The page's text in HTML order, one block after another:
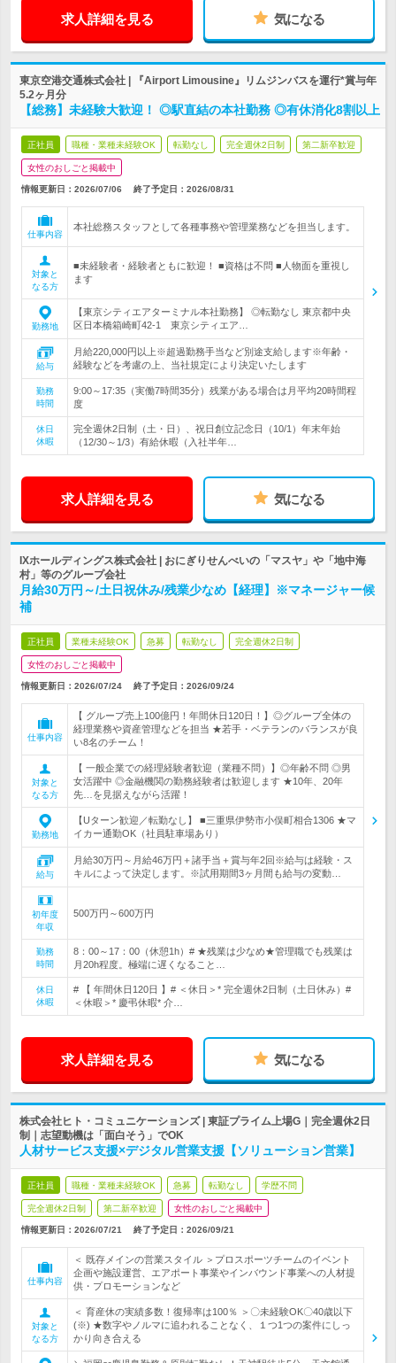
求人詳細を見る 気になる
東京空港交通株式会社 | 『Airport Limousine』リムジンバスを運行*賞与年
5.2ヶ月分
【総務】未経験大歓迎！ ◎駅直結の本社勤務 ◎有休消化8割以上
正社員 職種・業種未経験OK 転勤なし 完全週休2日制 第二新卒歓迎
女性のおしごと掲載中
情報更新日：2026/07/06 終了予定日： 2026/08/31
仕事内容
本社総務スタッフとして各種事務や管理業務などを担当します。
対象と
なる方
■未経験者・経験者ともに歓迎！ ■資格は不問 ■人物面を重視し
ます
勤務地
【東京シティエアターミナル本社勤務】 ◎転勤なし 東京都中央
区日本橋箱崎町42-1 東京シティエア…
給与
月給220,000円以上※超過勤務手当など別途支給します※年齢・
経験などを考慮の上、当社規定により決定いたします
勤務
時間
9:00～17:35（実働7時間35分）残業がある場合は月平均20時間程
度
休日
休暇
完全週休2日制（土・日）、祝日創立記念日（10/1）年末年始
（12/30～1/3）有給休暇（入社半年…
求人詳細を見る 気になる
IXホールディングス株式会社 | おにぎりせんべいの「マスヤ」や「地中海
村」等のグループ会社
月給30万円～/土日祝休み/残業少なめ【経理】※マネージャー候
補
正社員 業種未経験OK 急募 転勤なし 完全週休2日制
女性のおしごと掲載中
情報更新日：2026/07/24 終了予定日： 2026/09/24
仕事内容
【 グループ売上100億円！年間休日120日！】◎グループ全体の
経理業務や資産管理などを担当 ★若手・ベテランのバランスが良
い8名のチーム！
対象と
なる方
【 一般企業での経理経験者歓迎（業種不問）】◎年齢不問 ◎男
女活躍中 ◎金融機関の勤務経験者は歓迎します ★10年、20年
先…を見据えながら活躍！
勤務地
【Uターン歓迎／転勤なし】 ■三重県伊勢市小俣町相合1306 ★マ
イカー通勤OK（社員駐車場あり）
給与
月給30万円～月給46万円＋諸手当＋賞与年2回※給与は経験・ス
キルによって決定します。※試用期間3ヶ月間も給与の変動…
初年度
年収
500万円～600万円
勤務
時間
8：00～17：00（休憩1h）# ★残業は少なめ★管理職でも残業は
月20h程度。極端に遅くなること…
休日
休暇
# 【 年間休日120日 】# ＜休日＞* 完全週休2日制（土日休み）#
＜休暇＞* 慶弔休暇* 介…
求人詳細を見る 気になる
株式会社ヒト・コミュニケーションズ | 東証プライム上場G｜完全週休2日
制｜志望動機は「面白そう」でOK
人材サービス支援×デジタル営業支援【ソリューション営業】
正社員 職種・業種未経験OK 急募 転勤なし 学歴不問
完全週休2日制 第二新卒歓迎 女性のおしごと掲載中
情報更新日：2026/07/21 終了予定日： 2026/09/21
仕事内容
＜ 既存メインの営業スタイル ＞プロスポーツチームのイベント
企画や施設運営、エアポート事業やインバウンド事業への人材提
供・プロモーションなど
対象と
なる方
＜ 育産休の実績多数！復帰率は100％ ＞〇未経験OK〇40歳以下
(※) ★数字やノルマに追われることなく、１つ1つの案件にしっ
かり向き合える